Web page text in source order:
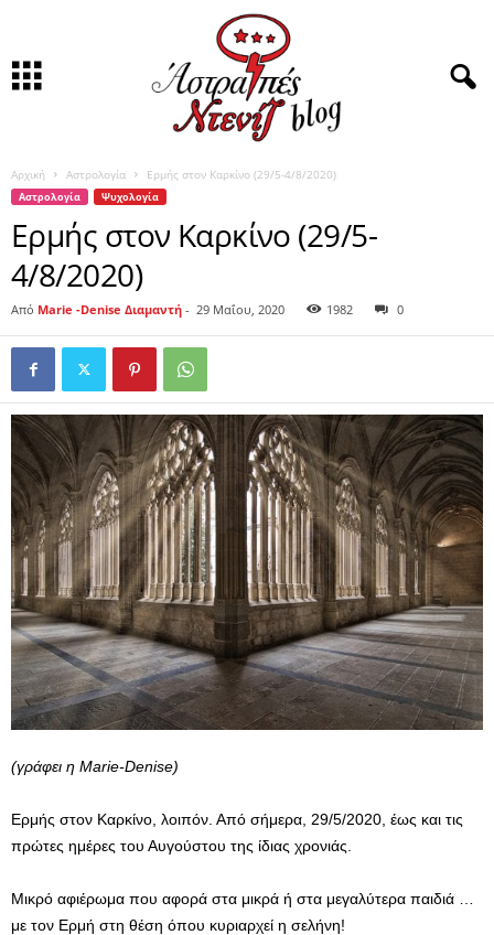
Αρχική Αστρολογία Ερμής στον Καρκίνο (29/5-4/8/2020)
Αστρολογία Ψυχολογία
Ερμής στον Καρκίνο (29/5-
4/8/2020)
Από Marie -Denise Διαμαντή - 29 Μαΐου, 2020 1982 0
(γράφει η Marie-Denise)
Ερμής στον Καρκίνο, λοιπόν. Από σήμερα, 29/5/2020, έως και τις
πρώτες ημέρες του Αυγούστου της ίδιας χρονιάς.
Μικρό αφιέρωμα που αφορά στα μικρά ή στα μεγαλύτερα παιδιά …
με τον Ερμή στη θέση όπου κυριαρχεί η σελήνη!